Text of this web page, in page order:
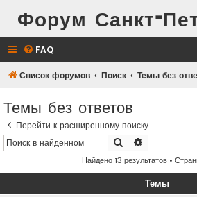
Форум Санкт-
FAQ
Список форумов Поиск Темы без
Темы без ответов
Перейти к расширенному поиску
Поиск
Найдено 13 результатов •
Темы